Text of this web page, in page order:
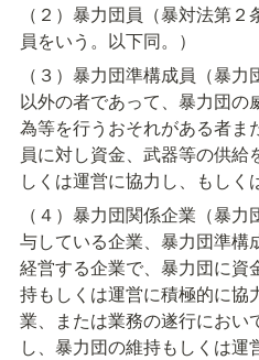
（２）暴力団員（暴対法第
員をいう。以下同。）
（３）暴力団準構成員（暴
以外の者であって、暴力団の
為等を行うおそれがある者ま
員に対し資金、武器等の供給
しくは運営に協力し、もしく
（４）暴力団関係企業（暴
与している企業、暴力団準構
経営する企業で、暴力団に資
持もしくは運営に積極的に協
業、または業務の遂行におい
し、暴力団の維持もしくは運